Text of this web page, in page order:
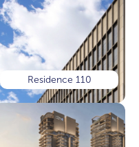
Residence 110